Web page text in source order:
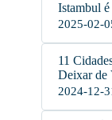
Istambul
2025-02-
11
Deixar de
2024-12-